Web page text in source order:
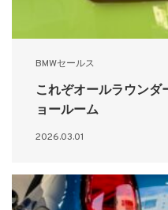
BMWセールス
これぞオールラウンダ
ョールーム
2026.03.01